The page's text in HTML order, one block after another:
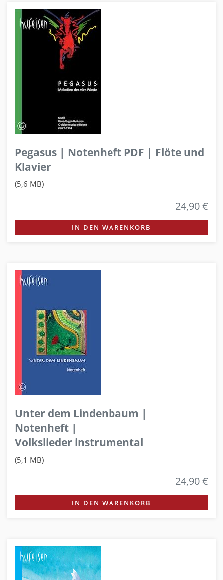
Pegasus | Notenheft PDF | Flöte und
Klavier
(5,6 MB)
24,90 €
IN DEN WARENKORB
Unter dem Lindenbaum |
Notenheft |
Volkslieder instrumental
(5,1 MB)
24,90 €
IN DEN WARENKORB